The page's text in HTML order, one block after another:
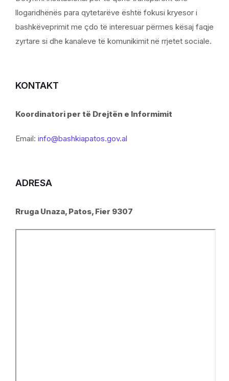
llogaridhënës para qytetarëve është fokusi kryesor i
bashkëveprimit me çdo të interesuar përmes kësaj faqje
zyrtare si dhe kanaleve të komunikimit në rrjetet sociale.
KONTAKT
Koordinatori per të Drejtën e Informimit
Email: info@bashkiapatos.gov.al
ADRESA
Rruga Unaza, Patos, Fier 9307